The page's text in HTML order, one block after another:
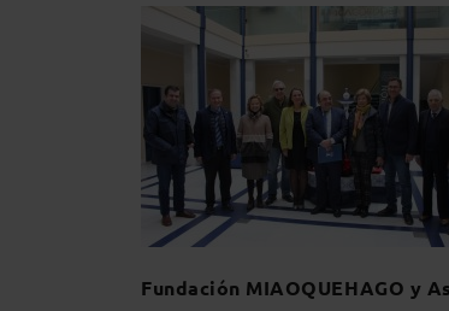
Fundación MIAOQUEHAGO y